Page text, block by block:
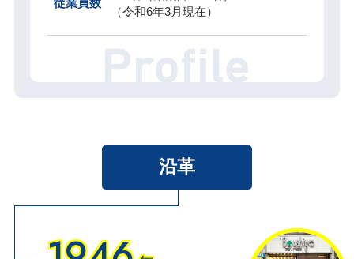
従業員数
（令和6年3月現在）
沿革